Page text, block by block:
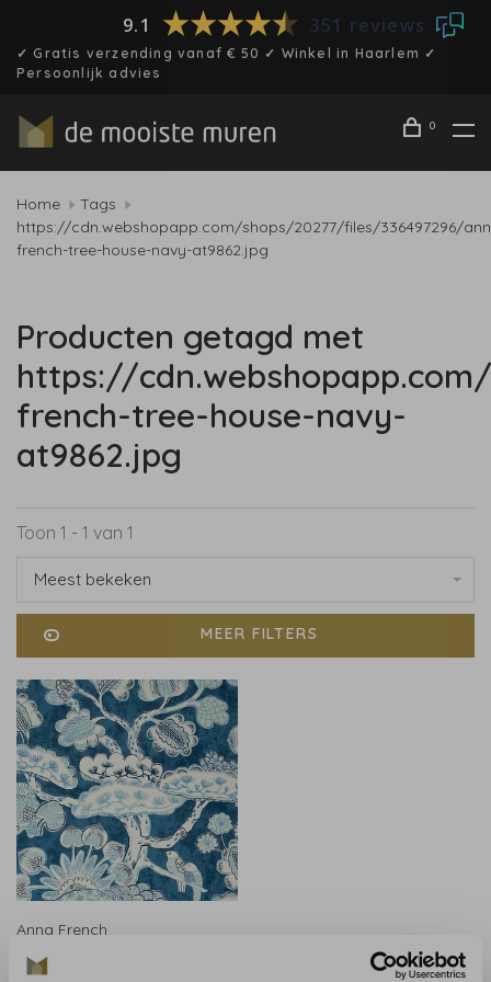
9.1 351 reviews
✓ Gratis verzending vanaf € 50 ✓ Winkel in Haarlem ✓
Persoonlijk advies
0
Home
Tags
https://cdn.webshopapp.com/shops/20277/files/336497296/
french-tree-house-navy-at9862.jpg
Producten getagd met
https://
french-tree-house-navy-
at9862.jpg
Toon 1 - 1 van 1
Meest bekeken
MEER FILTERS
Anna French
Anna French Tree House
Navy - AT9862